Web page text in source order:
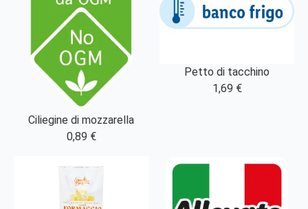
Ciliegine di mozzarella
0,89 €
Petto di tacchino
1,69 €